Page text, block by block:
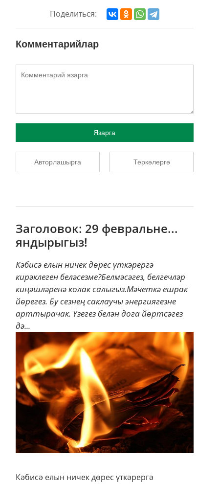
Поделиться:
Комментарийлар
Язарга
Авторлашырга Теркәлергә
Заголовок: 29 февральне...
яндырыгыз!
Кәбисә елын ничек дөрес үткәрергә
кирәклеген беләсезме?Белмәсәгез, белгечләр
киңәшләренә колак салыгыз.Мәчеткә ешрак
йөрегез. Бу сезнең саклаучы энергиягезне
арттырачак. Үзегез белән дога йөртсәгез
дә...
Кәбисә елын ничек дөрес үткәрергә